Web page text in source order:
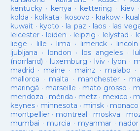
kentucky· kenya · kettering · kiev·
kolda · kolkata · kosovo · krakow·
kuwait· kyoto · la paz · laos· las
leicester· leiden · leipzig · lelystad ·
liege · lille · lima · limerick· lincoln
ljubljana · london · los angeles·
(norrland) · luxemburg · lviv · lyon ·
madrid · maine · mainz · malabo ·
mallorca · malta · manchester·
maringá · marseille · mato grosso ·
mendoza · mérida · metz · mexico ·
keynes· minnesota · minsk · monaco
montpellier· montreal · moskva ·
mumbai · murcia · myanmar· nador